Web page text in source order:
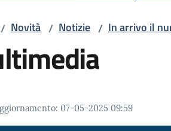
/ Novità / Notizie / In arrivo il
: 07-05-2025 09:59